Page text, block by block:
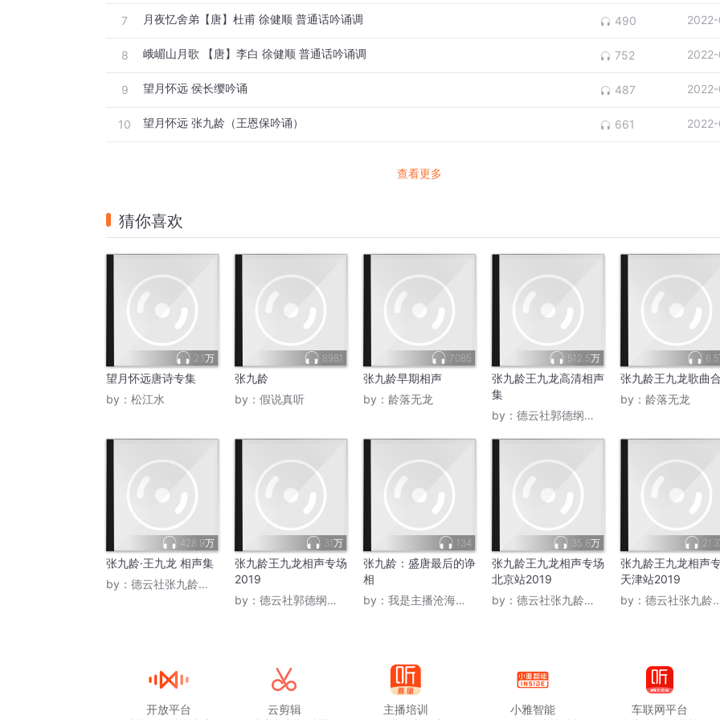
7 月夜忆舍弟【唐】杜甫 徐健顺 普通话吟诵调 490
8 峨嵋山月歌 【唐】李白 徐健顺 普通话吟诵调 752
9 望月怀远 侯长缨吟诵 487
10 望月怀远 张九龄（王恩保吟诵） 661
查看更多
猜你喜欢
2.1万
望月怀远唐诗专集
by： 松江水
8981
张九龄
by： 假说真听
7085
张九龄早期相声
by： 龄落无龙
512.5万
张九龄王九龙高清相声
集
by： 德云社郭德纲相声VIP
张九龄王九龙歌曲
by： 龄落无龙
428.9万
张九龄·王九龙 相声集
by： 德云社张九龄王九龙
31万
张九龄王九龙相声专场
2019
by： 德云社郭德纲相声VIP
134
张九龄：盛唐最后的诤
相
by： 我是主播沧海横流
35.8万
张九龄王九龙相声专场
北京站2019
by： 德云社张九龄王九龙
张九龄王九龙相声
天津站2019
by： 德云社张九龄王九龙
开放平台
云剪辑
主播培训
小雅智能
车联网平台